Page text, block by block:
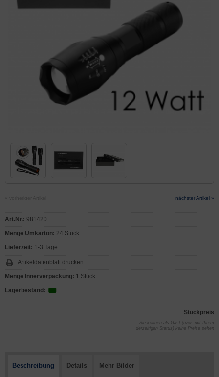
nächster Artikel »
Art.Nr.: 981420
Menge Umkarton: 24 Stück
Lieferzeit: 1-3 Tage
Artikeldatenblatt drucken
Menge Innerverpackung: 1 Stück
Lagerbestand:
Stückpreis
Sie können als Gast (bzw. mit Ihrem
derzeitigen Status) keine Preise sehen
Beschreibung Details Mehr Bilder